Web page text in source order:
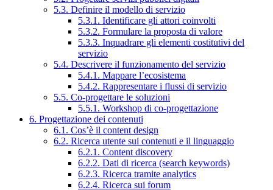
5.3. Definire il modello di servizio
5.3.1. Identificare gli attori coinvolti
5.3.2. Formulare la proposta di valore
5.3.3. Inquadrare gli elementi costitutivi del
servizio
5.4. Descrivere il funzionamento del servizio
5.4.1. Mappare l’ecosistema
5.4.2. Rappresentare i flussi di servizio
5.5. Co-progettare le soluzioni
5.5.1. Workshop di co-progettazione
6. Progettazione dei contenuti
6.1. Cos’è il content design
6.2. Ricerca utente sui contenuti e il linguaggio
6.2.1. Content discovery
6.2.2. Dati di ricerca (search keywords)
6.2.3. Ricerca tramite analytics
6.2.4. Ricerca sui forum